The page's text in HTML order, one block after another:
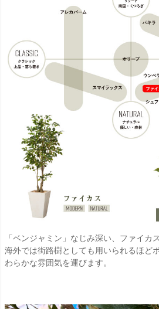
「ベンジャミン」なじみ深い、ファイカス
海外では街路樹としても用いられるほど
わらかな雰囲気を運びます。